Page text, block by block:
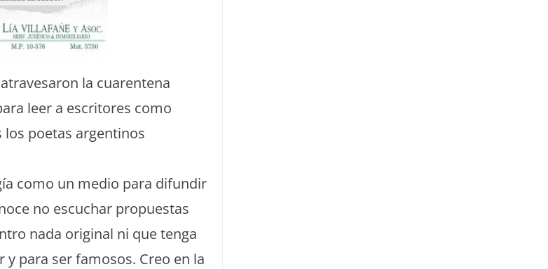
la cuarentena
leer a escritores como
los poetas argentinos
como un medio para difundir
no escuchar propuestas
nada original ni que tenga
para ser famosos. Creo en la